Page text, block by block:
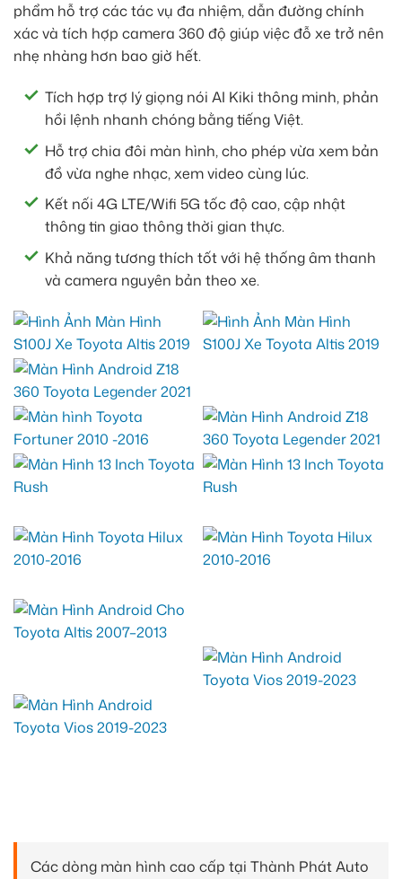
phẩm hỗ trợ các tác vụ đa nhiệm, dẫn đường chính
xác và tích hợp camera 360 độ giúp việc đỗ xe trở nên
nhẹ nhàng hơn bao giờ hết.
Tích hợp trợ lý giọng nói AI Kiki thông minh, phản
hồi lệnh nhanh chóng bằng tiếng Việt.
Hỗ trợ chia đôi màn hình, cho phép vừa xem bản
đồ vừa nghe nhạc, xem video cùng lúc.
Kết nối 4G LTE/Wifi 5G tốc độ cao, cập nhật
thông tin giao thông thời gian thực.
Khả năng tương thích tốt với hệ thống âm thanh
và camera nguyên bản theo xe.
Các dòng màn hình cao cấp tại Thành Phát Auto